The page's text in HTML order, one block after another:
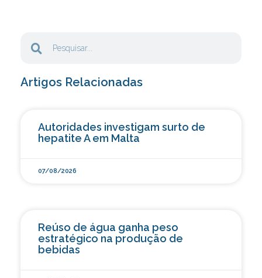
Artigos Relacionadas
Autoridades investigam surto de
hepatite A em Malta
07/08/2026
Reúso de água ganha peso
estratégico na produção de
bebidas